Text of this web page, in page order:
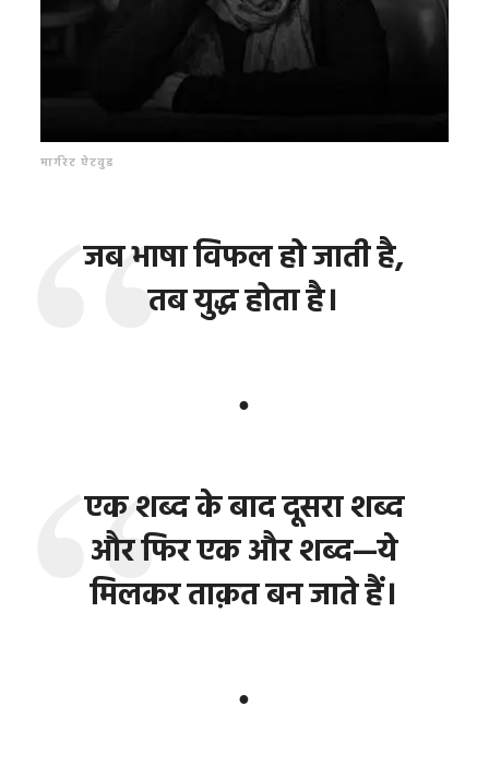
मार्गरेट ऐटवुड
जब भाषा विफल हो जाती है,
तब युद्ध होता है।
●
एक शब्द के बाद दूसरा शब्द
और फिर एक और शब्द—ये
मिलकर ताक़त बन जाते हैं।
●